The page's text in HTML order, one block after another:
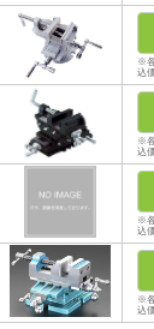
※
込
※
込
※
込
※
込